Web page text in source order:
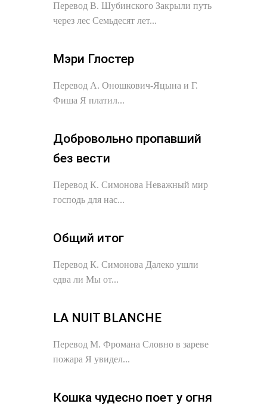
Перевод В. Шубинского Закрыли путь
через лес Семьдесят лет...
Мэри Глостер
Перевод А. Оношкович-Яцына и Г.
Фиша Я платил...
Добровольно пропавший
без вести
Перевод К. Симонова Неважный мир
господь для нас...
Общий итог
Перевод К. Симонова Далеко ушли
едва ли Мы от...
LA NUIT BLANCHE
Перевод М. Фромана Словно в зареве
пожара Я увидел...
Кошка чудесно поет у огня